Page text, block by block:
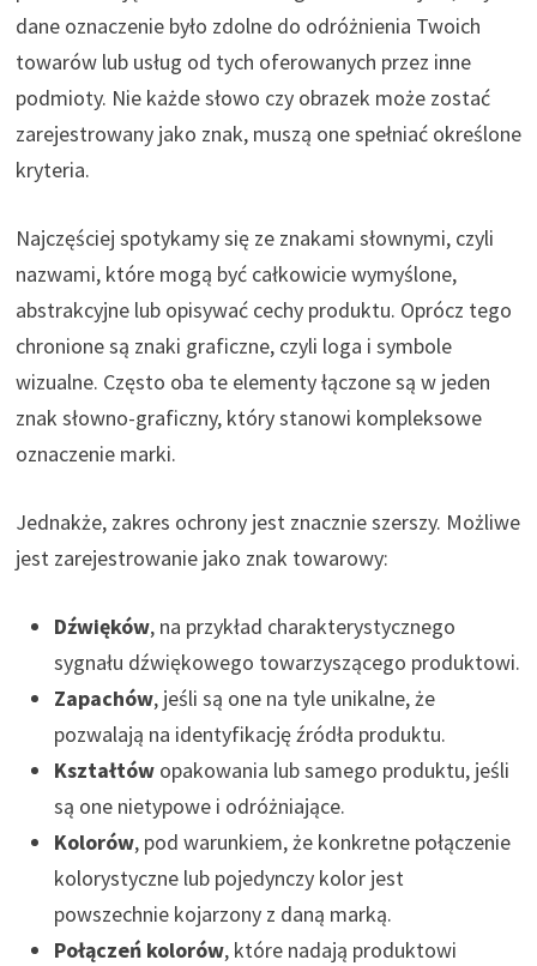
dane oznaczenie było zdolne do odróżnienia Twoich
towarów lub usług od tych oferowanych przez inne
podmioty. Nie każde słowo czy obrazek może zostać
zarejestrowany jako znak, muszą one spełniać określone
kryteria.
Najczęściej spotykamy się ze znakami słownymi, czyli
nazwami, które mogą być całkowicie wymyślone,
abstrakcyjne lub opisywać cechy produktu. Oprócz tego
chronione są znaki graficzne, czyli loga i symbole
wizualne. Często oba te elementy łączone są w jeden
znak słowno-graficzny, który stanowi kompleksowe
oznaczenie marki.
Jednakże, zakres ochrony jest znacznie szerszy. Możliwe
jest zarejestrowanie jako znak towarowy:
Dźwięków, na przykład charakterystycznego
sygnału dźwiękowego towarzyszącego produktowi.
Zapachów, jeśli są one na tyle unikalne, że
pozwalają na identyfikację źródła produktu.
Kształtówopakowania lub samego produktu, jeśli
są one nietypowe i odróżniające.
Kolorów, pod warunkiem, że konkretne połączenie
kolorystyczne lub pojedynczy kolor jest
powszechnie kojarzony z daną marką.
Połączeń kolorów, które nadają produktowi